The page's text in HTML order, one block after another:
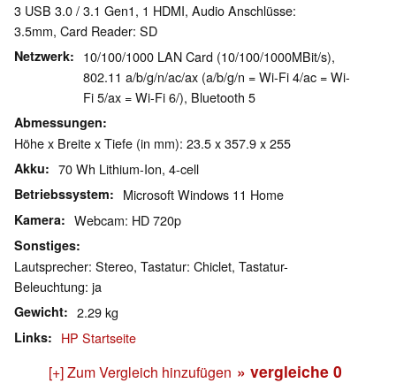
3 USB 3.0 / 3.1 Gen1, 1 HDMI, Audio Anschlüsse:
3.5mm, Card Reader: SD
Netzwerk
10/100/1000 LAN Card (10/100/1000MBit/s),
802.11 a/b/g/n/ac/ax (a/b/g/n = Wi-Fi 4/ac = Wi-
Fi 5/ax = Wi-Fi 6/), Bluetooth 5
Abmessungen
Höhe x Breite x Tiefe (in mm): 23.5 x 357.9 x 255
Akku 70 Wh Lithium-Ion, 4-cell
Betriebssystem Microsoft Windows 11 Home
Kamera Webcam: HD 720p
Sonstiges
Lautsprecher: Stereo, Tastatur: Chiclet, Tastatur-
Beleuchtung: ja
Gewicht 2.29 kg
Links HP Startseite
[+] Zum Vergleich hinzufügen » vergleiche 0